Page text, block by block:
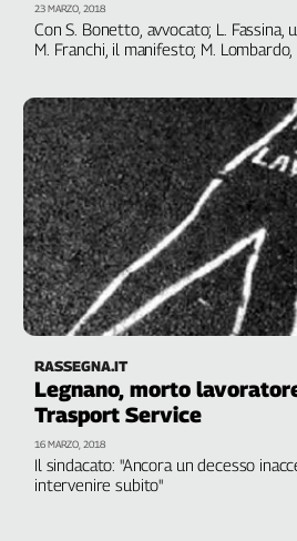
Economica
Tech
Inserti
Idea
Diffusa
InFlai
Le
trasmissioni
tv
Progress
L'Italia
nel
Lavoro
Con S. Bonetto, avvocato; L. Fassina,
M. Franchi, il manifesto; M.
23 MARZO, 2018
RASSEGNA.IT
Legnano, morto
Trasport Service
Il sindacato: "Ancora un decesso
intervenire subito"
16 MARZO, 2018